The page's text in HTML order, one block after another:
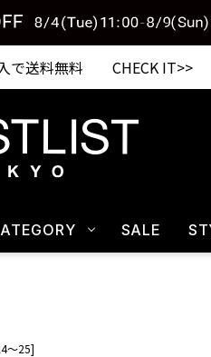
で送料無料 CHECK IT>>
SALE
～25]